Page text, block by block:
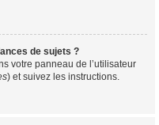
de sujets ?
votre panneau de l’utilisateur
) et suivez les instructions.